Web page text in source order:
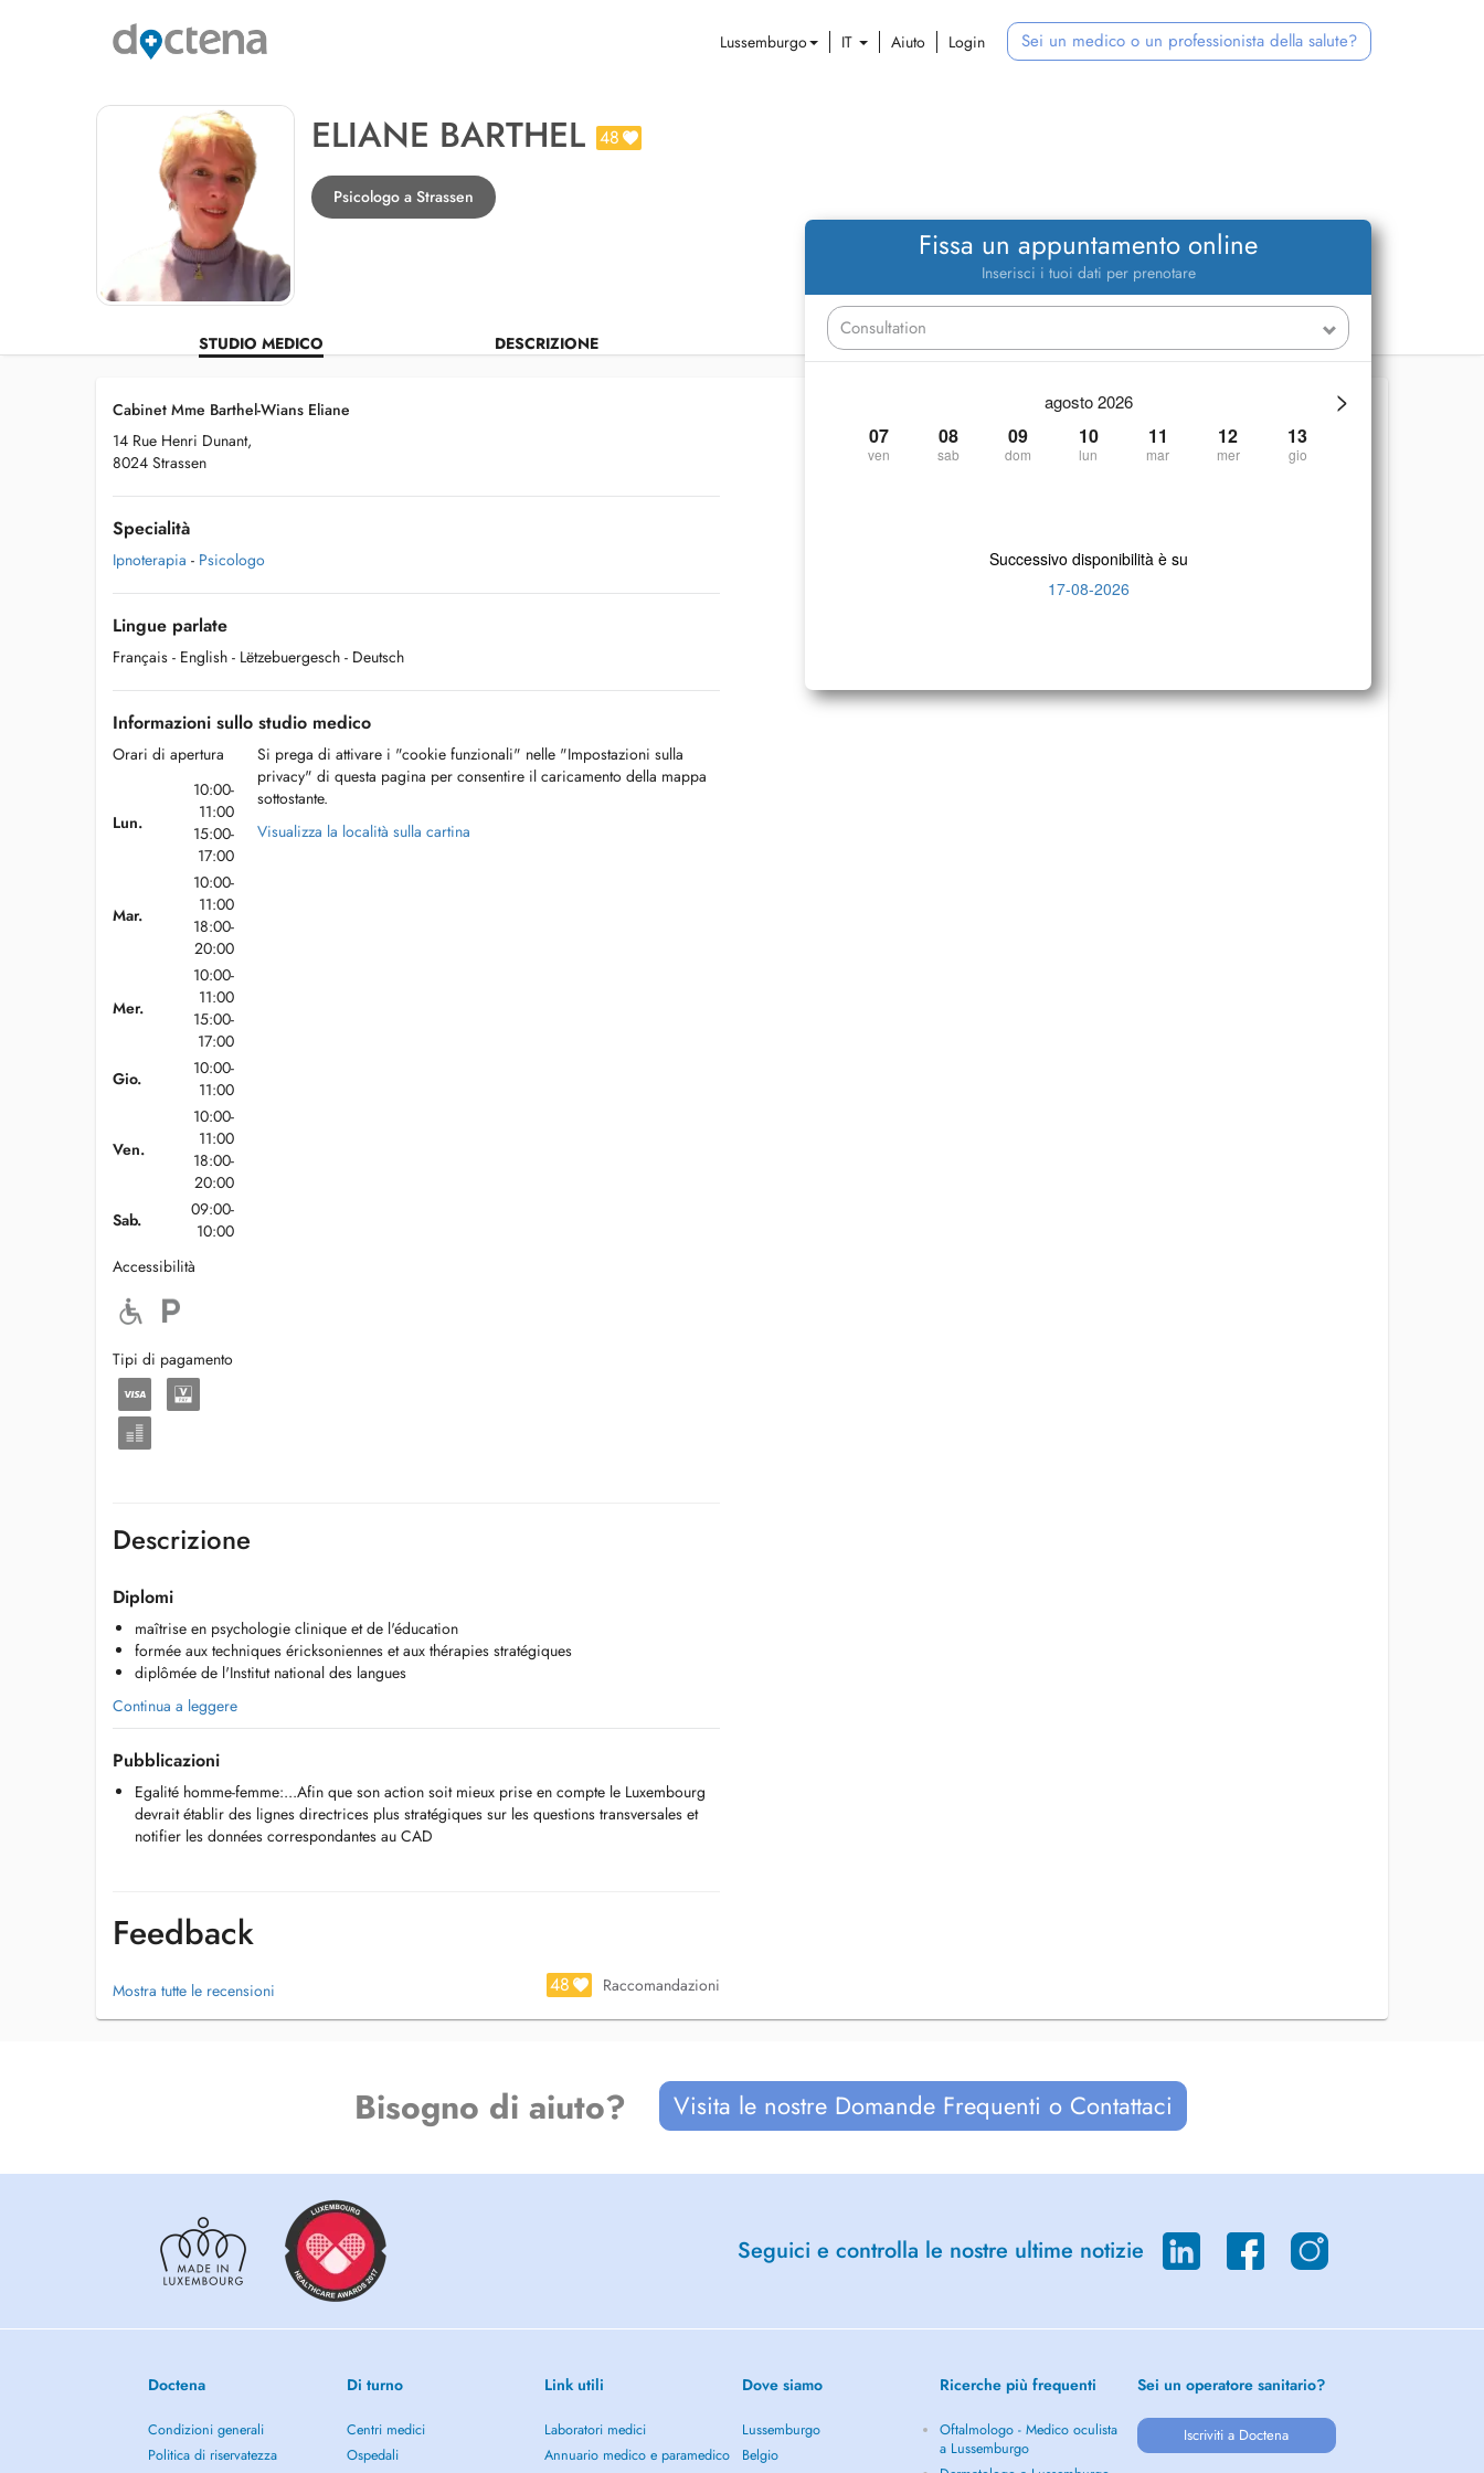
Lussemburgo IT Aiuto Login Sei un medico o un professionista della salute?
ELIANE BARTHEL 48
Psicologo a Strassen
STUDIO MEDICO DESCRIZIONE
Fissa un appuntamento online
Inserisci i tuoi dati per prenotare
>
agosto 2026
07
ven
08
sab
09
dom
10
lun
11
mar
12
mer
13
gio
Successivo disponibilità è su
17-08-2026
Cabinet Mme Barthel-Wians Eliane
14 Rue Henri Dunant,
8024 Strassen
Specialità
Ipnoterapia - Psicologo
Lingue parlate
Français - English - Lëtzebuergesch - Deutsch
Informazioni sullo studio medico
Orari di apertura
Lun.
10:00-
11:00
15:00-
17:00
Mar.
10:00-
11:00
18:00-
20:00
Mer.
10:00-
11:00
15:00-
17:00
Gio.
10:00-
11:00
Ven.
10:00-
11:00
18:00-
20:00
Sab.
09:00-
10:00
Accessibilità
Tipi di pagamento
Si prega di attivare i "cookie funzionali" nelle "Impostazioni sulla
privacy" di questa pagina per consentire il caricamento della mappa
sottostante.
Visualizza la località sulla cartina
Descrizione
Diplomi
maîtrise en psychologie clinique et de l'éducation
formée aux techniques éricksoniennes et aux thérapies stratégiques
diplômée de l'Institut national des langues
Continua a leggere
Pubblicazioni
Egalité homme-femme:...Afin que son action soit mieux prise en compte le Luxembourg
devrait établir des lignes directrices plus stratégiques sur les questions transversales et
notifier les données correspondantes au CAD
Feedback
Mostra tutte le recensioni 48 Raccomandazioni
Bisogno di aiuto? Visita le nostre Domande Frequenti o Contattaci
Seguici e controlla le nostre ultime notizie
Doctena
Condizioni generali
Politica di riservatezza
Di turno
Centri medici
Ospedali
Link utili
Laboratori medici
Annuario medico e paramedico
Dove siamo
Lussemburgo
Belgio
Ricerche più frequenti
Oftalmologo - Medico oculista
a Lussemburgo
Sei un operatore sanitario?
Iscriviti a Doctena